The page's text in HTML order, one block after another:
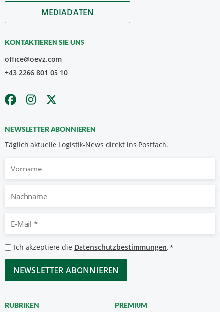
MEDIADATEN
KONTAKTIEREN SIE UNS
office@oevz.com
+43 2266 801 05 10
NEWSLETTER ABONNIEREN
Täglich aktuelle Logistik-News direkt ins Postfach.
Vorname
Nachname
Mail
*
Datenschutzbestimmungen
*
Ich akzeptiere die Datenschutzbestimmungen.*
CAPTCHA
RUBRIKEN PREMIUM